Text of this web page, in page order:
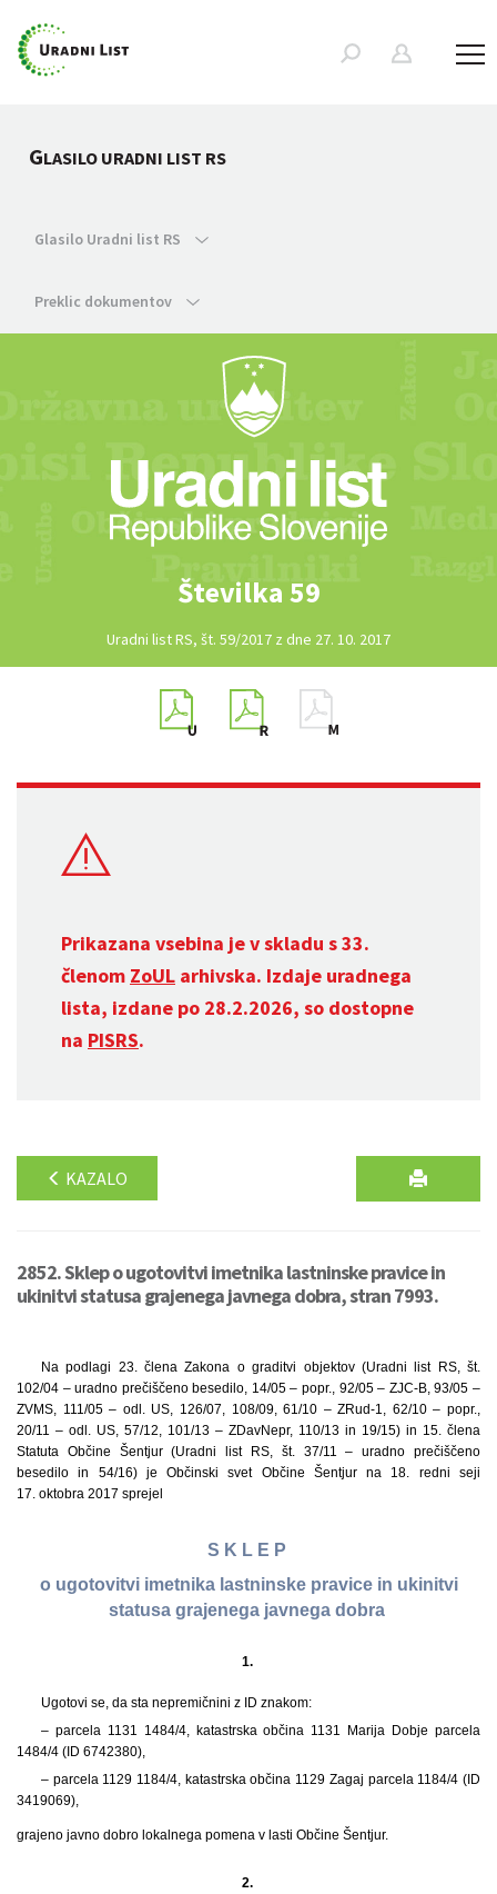
GLASILO URADNI LIST RS
Glasilo Uradni list RS
Preklic dokumentov
Številka 59
Uradni list RS, št. 59/2017 z dne 27. 10. 2017
Prikazana vsebina je v skladu s 33.
členom ZoUL arhivska. Izdaje uradnega
lista, izdane po 28.2.2026, so dostopne
na PISRS.
KAZALO
2852. Sklep o ugotovitvi imetnika lastninske pravice in
ukinitvi statusa grajenega javnega dobra, stran 7993.
Na podlagi 23. člena Zakona o graditvi objektov (Uradni list RS, št.
102/04 – uradno prečiščeno besedilo, 14/05 – popr., 92/05 – ZJC-B, 93/05 –
ZVMS, 111/05 – odl. US, 126/07, 108/09, 61/10 – ZRud-1, 62/10 – popr.,
20/11 – odl. US, 57/12, 101/13 – ZDavNepr, 110/13 in 19/15) in 15. člena
Statuta Občine Šentjur (Uradni list RS, št. 37/11 – uradno prečiščeno
besedilo in 54/16) je Občinski svet Občine Šentjur na 18. redni seji
17. oktobra 2017 sprejel
S K L E P
o ugotovitvi imetnika lastninske pravice in ukinitvi
statusa grajenega javnega dobra
1.
Ugotovi se, da sta nepremičnini z ID znakom:
– parcela 1131 1484/4, katastrska občina 1131 Marija Dobje parcela
1484/4 (ID 6742380),
– parcela 1129 1184/4, katastrska občina 1129 Zagaj parcela 1184/4 (ID
3419069),
grajeno javno dobro lokalnega pomena v lasti Občine Šentjur.
2.